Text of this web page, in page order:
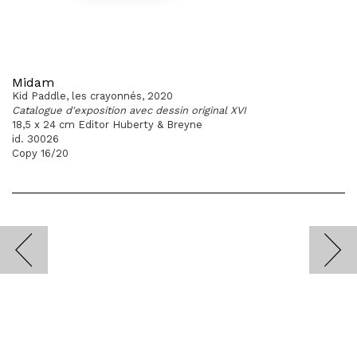
Midam
Kid Paddle, les crayonnés, 2020
Catalogue d'exposition avec dessin original XVI
18,5 x 24 cm Editor Huberty & Breyne
id. 30026
Copy 16/20